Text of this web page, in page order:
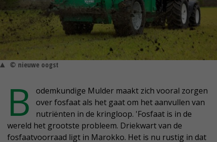
© nieuwe oogst
B
odemkundige Mulder maakt zich vooral zorgen
over fosfaat als het gaat om het aanvullen van
nutriënten in de kringloop. 'Fosfaat is in de
wereld het grootste probleem. Driekwart van de
fosfaatvoorraad ligt in Marokko. Het is nu rustig in dat